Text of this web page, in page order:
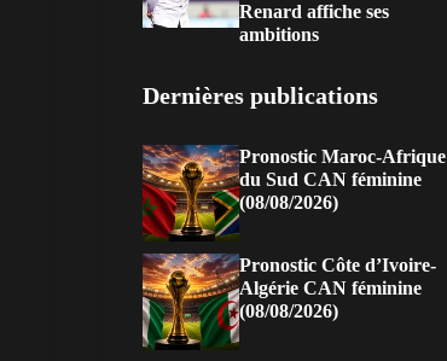
Renard affiche ses
ambitions
Dernières publications
Pronostic Maroc-Afrique
du Sud CAN féminine
(08/08/2026)
Pronostic Côte d’Ivoire-
Algérie CAN féminine
(08/08/2026)